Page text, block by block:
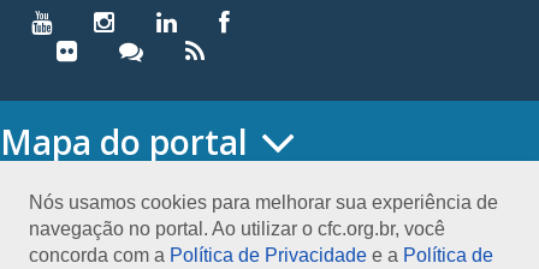
Nós usamos cookies para melhorar sua experiência de
navegação no portal. Ao utilizar o cfc.org.br, você
concorda com a Política de Privacidade e a Política de
Mapa do portal
O CONSELHO
Conselho Diretor
Nossa Sede